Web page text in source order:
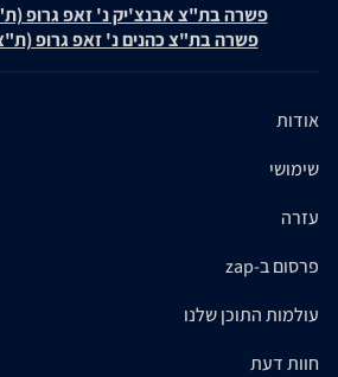
פשרה בת"צ אבנצ'יק נ' זאפ גרופ (ת"צ 23008-
פשרה בת"צ כהנים נ' זאפ גרופ (ת"צ 60371-12-
אודות
שימושי
עזרה
פרסום ב-zap
עולמות התוכן שלנו
חוות דעת